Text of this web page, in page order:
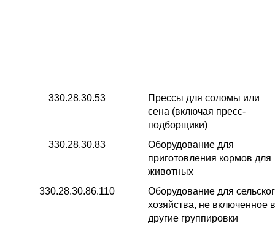
330.28.30.53
Прессы для соломы или
сена (включая пресс-
подборщики)
330.28.30.83
Оборудование для
приготовления кормов для
животных
330.28.30.86.110
Оборудование для
хозяйства, не включенное в
другие группировки